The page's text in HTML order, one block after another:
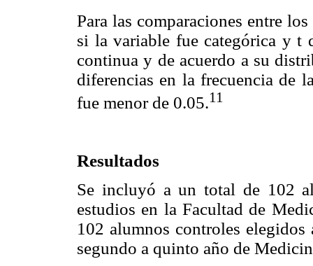
Para las comparaciones entre
si la variable fue categórica y t
continua y de acuerdo a su
diferencias en la frecuencia de
fue menor de 0.05.11
Resultados
Se incluyó a un total de 102
estudios en la Facultad de
102 alumnos controles
segundo a quinto año de